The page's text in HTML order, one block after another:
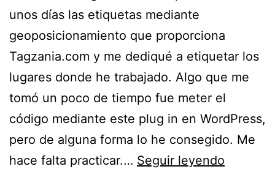
unos días las etiquetas mediante
geoposicionamiento que proporciona
Tagzania.com y me dediqué a etiquetar los
lugares donde he trabajado. Algo que me
tomó un poco de tiempo fue meter el
código mediante este plug in en WordPress,
pero de alguna forma lo he consegido. Me
hace falta practicar.… Seguir leyendo